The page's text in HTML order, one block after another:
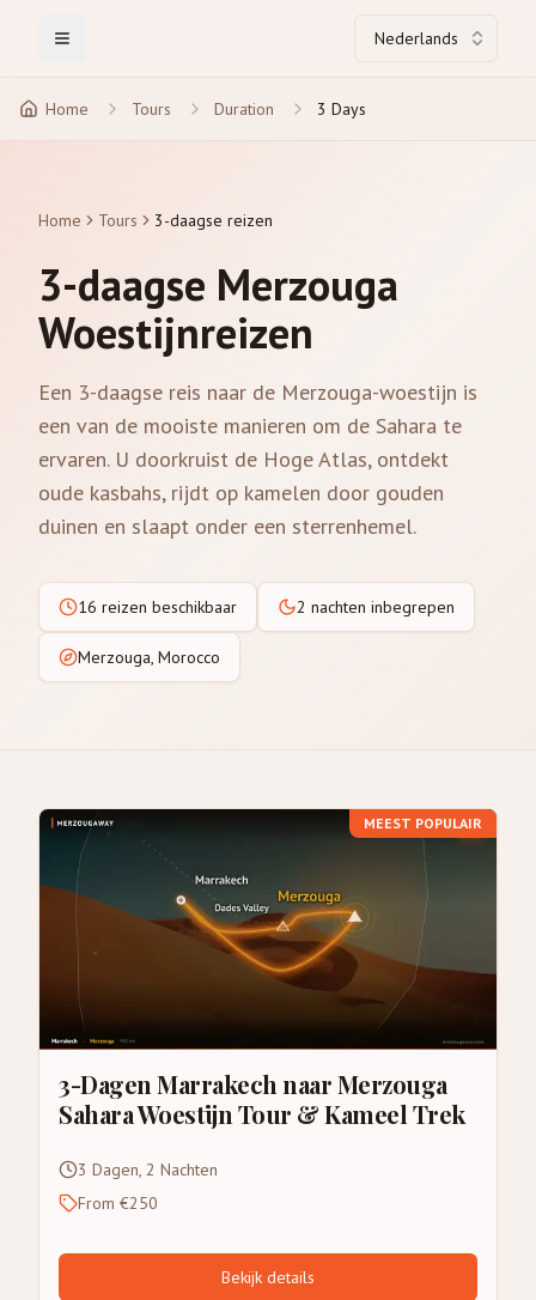
Toggle Menu Nederlands
Home Tours Duration 3 Days
Home Tours 3-daagse reizen
3-daagse Merzouga
Woestijnreizen
Een 3-daagse reis naar de Merzouga-woestijn is
een van de mooiste manieren om de Sahara te
ervaren. U doorkruist de Hoge Atlas, ontdekt
oude kasbahs, rijdt op kamelen door gouden
duinen en slaapt onder een sterrenhemel.
16 reizen beschikbaar 2 nachten inbegrepen
Merzouga, Morocco
MEEST POPULAIR
3-Dagen Marrakech naar Merzouga
Sahara Woestijn Tour & Kameel Trek
3 Dagen, 2 Nachten
From €250
Bekijk details